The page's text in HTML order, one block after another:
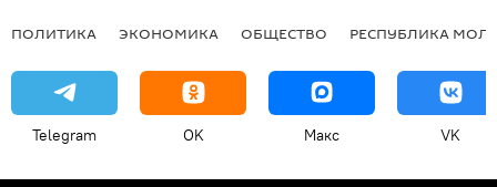
ПОЛИТИКА ЭКОНОМИКА ОБЩЕСТВО РЕСПУБЛИКА
Telegram OK Макс VK